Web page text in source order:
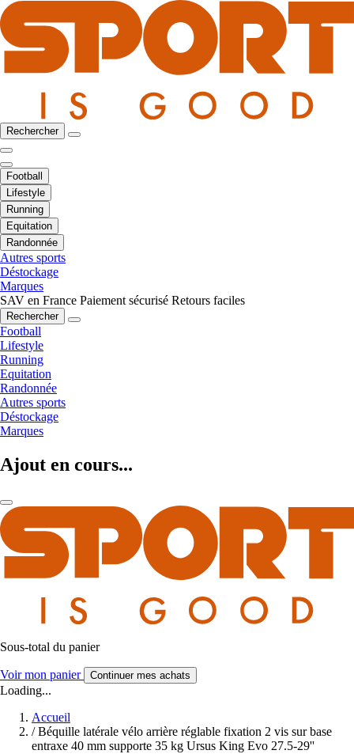
Rechercher
Football
Lifestyle
Running
Equitation
Randonnée
Autres sports
Déstockage
Marques
SAV en France Paiement sécurisé Retours faciles
Rechercher
Football
Lifestyle
Running
Equitation
Randonnée
Autres sports
Déstockage
Marques
Ajout en cours...
Sous-total du panier
Voir mon panier Continuer mes achats
Loading...
Accueil
/ Béquille latérale vélo arrière réglable fixation 2 vis sur base
entraxe 40 mm supporte 35 kg Ursus King Evo 27.5-29''